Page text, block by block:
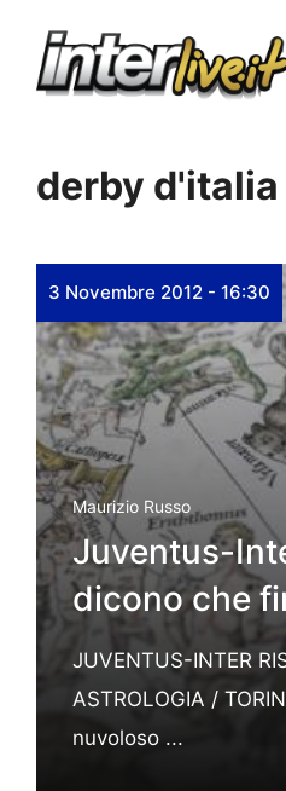
derby d'italia
3 Novembre 2012 - 16:30
Maurizio Russo
Juventus-
dicono che
JUVENTUS-INTER
ASTROLOGIA /
nuvoloso ...